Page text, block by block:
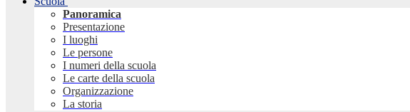
Panoramica
Presentazione
I luoghi
Le persone
I numeri della scuola
Le carte della scuola
Organizzazione
La storia